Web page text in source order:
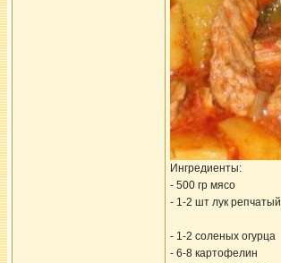
Ингредиенты:
- 500 гр мясо
- 1-2 шт лук репчатый
- 1-2 соленых огурца
- 6-8 картофелин